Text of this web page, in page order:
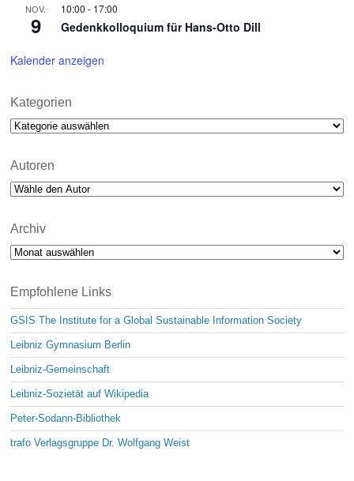
NOV.
9
10:00 - 17:00
Gedenkkolloquium für Hans-Otto Dill
Kalender anzeigen
Kategorien
Kategorien
Autoren
Archiv
Archiv
Empfohlene Links
GSIS The Institute for a Global Sustainable Information Society
Leibniz Gymnasium Berlin
Leibniz-Gemeinschaft
Leibniz-Sozietät auf Wikipedia
Peter-Sodann-Bibliothek
trafo Verlagsgruppe Dr. Wolfgang Weist